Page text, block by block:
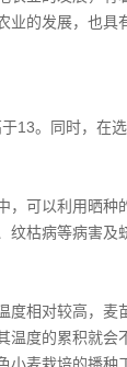
业的发展，也具
13。同时，在
，可以利用晒种
纹枯病等病害及
度相对较高，麦
温度的累积就会